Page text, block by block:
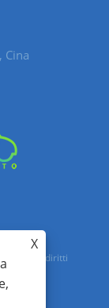
Cina
Tutti i diritti
X